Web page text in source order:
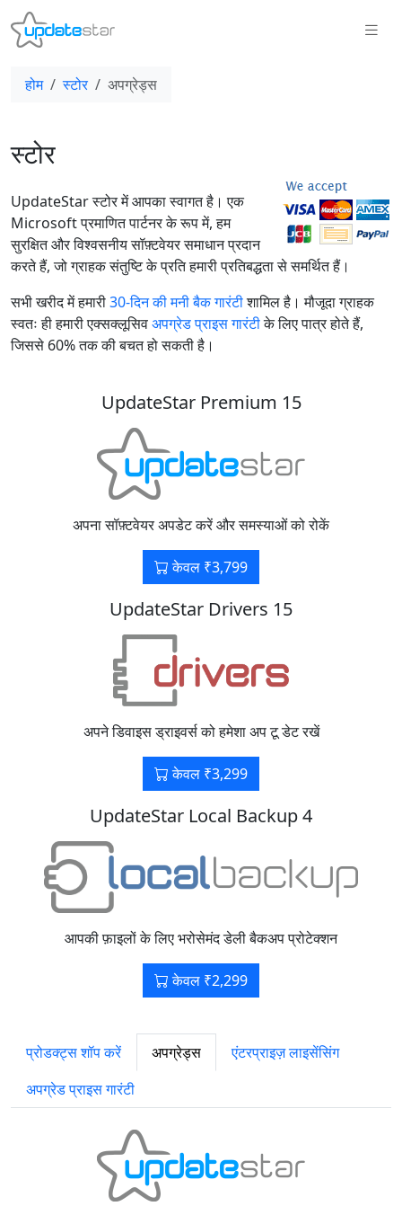
होम स्टोर अपग्रेड्स
स्टोर
UpdateStar स्टोर में आपका स्वागत है। एक
Microsoft प्रमाणित पार्टनर के रूप में, हम
सुरक्षित और विश्वसनीय सॉफ़्टवेयर समाधान प्रदान
करते हैं, जो ग्राहक संतुष्टि के प्रति हमारी प्रतिबद्धता से समर्थित हैं।
सभी खरीद में हमारी30-दिन की मनी बैक गारंटीशामिल है। मौजूदा ग्राहक
स्वतः ही हमारी एक्सक्लूसिवअपग्रेड प्राइस गारंटीके लिए पात्र होते हैं,
जिससे 60% तक की बचत हो सकती है।
UpdateStar Premium 15
अपना सॉफ़्टवेयर अपडेट करें और समस्याओं को रोकें
केवल ₹3,799
UpdateStar Drivers 15
अपने डिवाइस ड्राइवर्स को हमेशा अप टू डेट रखें
केवल ₹3,299
UpdateStar Local Backup 4
आपकी फ़ाइलों के लिए भरोसेमंद डेली बैकअप प्रोटेक्शन
केवल ₹2,299
प्रोडक्ट्स शॉप करें अपग्रेड्स
एंटरप्राइज़ लाइसेंसिंग
अपग्रेड प्राइस गारंटी